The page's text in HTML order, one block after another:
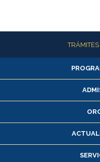
Más información
Inscripción y
Consulta
Pago de